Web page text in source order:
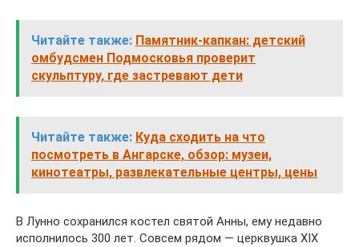
Читайте также: Памятник-капкан: детский
омбудсмен Подмосковья проверит
скульптуру, где застревают дети
Читайте также: Куда сходить на что
посмотреть в Ангарске, обзор: музеи,
кинотеатры, развлекательные центры, цены
В Лунно сохранился костел святой Анны, ему недавно
исполнилось 300 лет. Совсем рядом — церквушка XIX